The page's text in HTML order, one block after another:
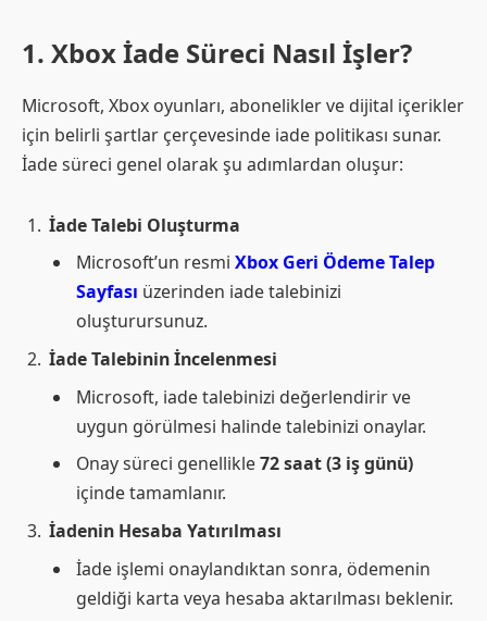
1. Xbox İade Süreci Nasıl İşler?
Microsoft, Xbox oyunları, abonelikler ve dijital içerikler
için belirli şartlar çerçevesinde iade politikası sunar.
İade süreci genel olarak şu adımlardan oluşur:
İade Talebi Oluşturma
Microsoft’un resmi Xbox Geri Ödeme Talep
Sayfası üzerinden iade talebinizi
oluşturursunuz.
İade Talebinin İncelenmesi
Microsoft, iade talebinizi değerlendirir ve
uygun görülmesi halinde talebinizi onaylar.
Onay süreci genellikle72 saat (3 iş günü)
içinde tamamlanır.
İadenin Hesaba Yatırılması
İade işlemi onaylandıktan sonra, ödemenin
geldiği karta veya hesaba aktarılması beklenir.